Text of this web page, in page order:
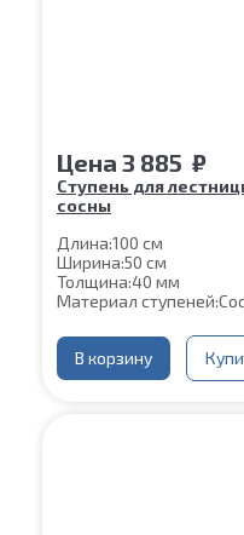
Цена 3 885 ₽
Ступень для
сосны
Длина:100 см
Ширина:50 см
Толщина:40 мм
Материал ступеней:
В корзину